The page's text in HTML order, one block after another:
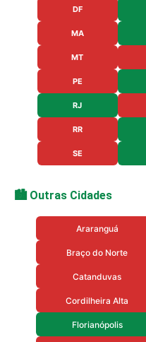
DF
MA
MT
PE
RJ
RR
SE
🏙️ Outras Cidades
Araranguá
Braço do Norte
Catanduvas
Cordilheira Alta
Florianópolis